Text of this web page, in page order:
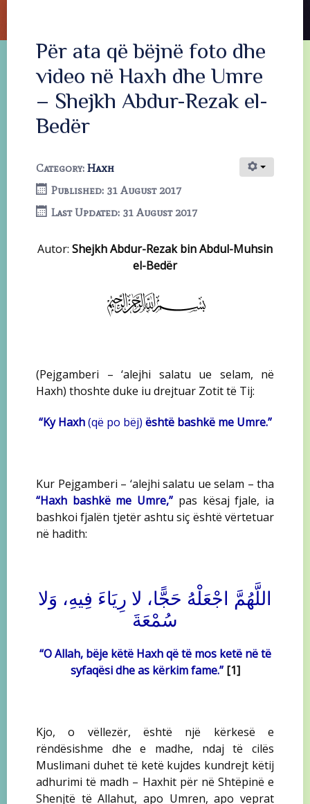
Për ata që bëjnë foto dhe
video në Haxh dhe Umre
– Shejkh Abdur-Rezak el-
Bedër
Category: Haxh
Published: 31 August 2017
Last Updated: 31 August 2017
Autor: Shejkh Abdur-Rezak bin Abdul-Muhsin
el-Bedër
(Pejgamberi – ‘alejhi salatu ue selam, në
Haxh) thoshte duke iu drejtuar Zotit të Tij:
“Ky Haxh(që po bëj) është bashkë me Umre.”
Kur Pejgamberi – ‘alejhi salatu ue selam – tha
“Haxh bashkë me Umre,” pas kësaj fjale, ia
bashkoi fjalën tjetër ashtu siç është vërtetuar
në hadith:
اللَّهُمَّ اجْعَلْهُ حَجًّا، لا رِيَاءَ فِيهِ، وَلا
سُمْعَةَ‏
“O Allah, bëje këtë Haxh që të mos ketë në të
syfaqësi dhe as kërkim fame.” [1]
Kjo, o vëllezër, është një kërkesë e
rëndësishme dhe e madhe, ndaj të cilës
Muslimani duhet të ketë kujdes kundrejt këtij
adhurimi të madh – Haxhit për në Shtëpinë e
Shenjtë të Allahut, apo Umren, apo veprat